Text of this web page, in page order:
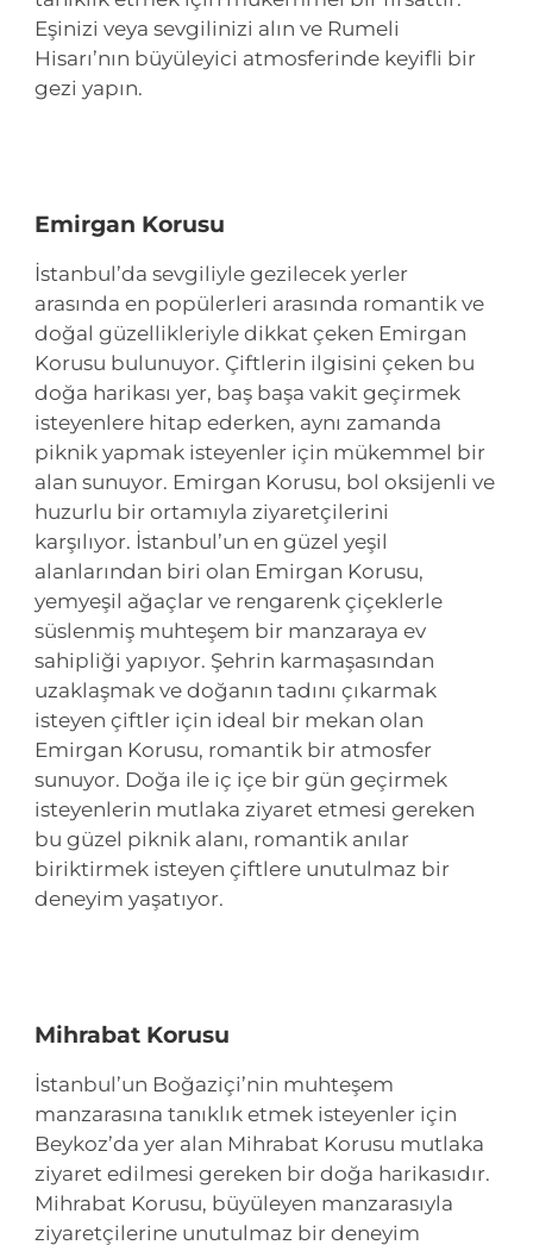
Eşinizi veya sevgilinizi alın ve Rumeli
Hisarı’nın büyüleyici atmosferinde keyifli bir
gezi yapın.
Emirgan Korusu
İstanbul’da sevgiliyle gezilecek yerler
arasında en popülerleri arasında romantik ve
doğal güzellikleriyle dikkat çeken Emirgan
Korusu bulunuyor. Çiftlerin ilgisini çeken bu
doğa harikası yer, baş başa vakit geçirmek
isteyenlere hitap ederken, aynı zamanda
piknik yapmak isteyenler için mükemmel bir
alan sunuyor. Emirgan Korusu, bol oksijenli ve
huzurlu bir ortamıyla ziyaretçilerini
karşılıyor. İstanbul’un en güzel yeşil
alanlarından biri olan Emirgan Korusu,
yemyeşil ağaçlar ve rengarenk çiçeklerle
süslenmiş muhteşem bir manzaraya ev
sahipliği yapıyor. Şehrin karmaşasından
uzaklaşmak ve doğanın tadını çıkarmak
isteyen çiftler için ideal bir mekan olan
Emirgan Korusu, romantik bir atmosfer
sunuyor. Doğa ile iç içe bir gün geçirmek
isteyenlerin mutlaka ziyaret etmesi gereken
bu güzel piknik alanı, romantik anılar
biriktirmek isteyen çiftlere unutulmaz bir
deneyim yaşatıyor.
Mihrabat Korusu
İstanbul’un Boğaziçi’nin muhteşem
manzarasına tanıklık etmek isteyenler için
Beykoz’da yer alan Mihrabat Korusu mutlaka
ziyaret edilmesi gereken bir doğa harikasıdır.
Mihrabat Korusu, büyüleyen manzarasıyla
ziyaretçilerine unutulmaz bir deneyim